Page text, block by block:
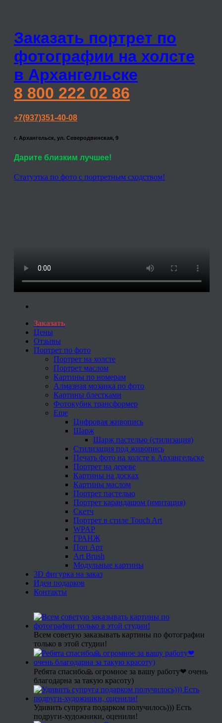
Заказать портрет по
фотографии на холсте
в Архангельске
8 800 222 02 86
+7(937)351-40-08
г. Архангельск, ул. Северодвинская, 9
Дарите близким лучшее!
Статуэтка по фото с портретным сходством!
Заказать
Цены
Отзывы
Портрет по фото
Портрет на холсте
Портрет маслом
Картины по номерам
Алмазная мозаика по фото
Картины блестками
Фотокубик трансформер
Еще
Цифровая живопись
Шарж
Шарж пастелью (стилизация)
Стилизация под живопись
Печать фото на холсте в Архангельске
Портрет на дереве
Картины на досках
Картины маслом
Портрет пастелью
Портрет карандашом (имитация)
Скетч
Портрет в стиле Touch Art
WPAP
ГРАНЖ
Поп Арт
Art Brush
Модульные картины
3D фигурка на заказ
Идеи подарков
Контакты
Всем советую заказывать картины по фотографии
только в этой студии!
Ребята спасибо🙏 огромное за вашу работу❤ очень
благодарна за такую красоту)
Удивить супруга подарком получилось))) Есть
подруги-художники, оценили!